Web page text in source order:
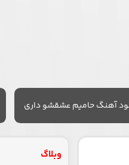
آهنگ حامیم عشقشو داری
وبلاگ